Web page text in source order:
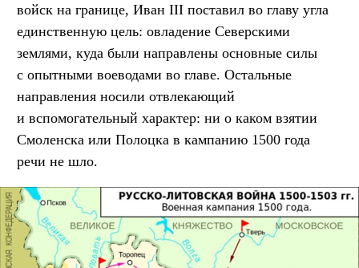
войск на границе, Иван III поставил во главу угла
единственную цель: овладение Северскими
землями, куда были направлены основные силы
с опытными воеводами во главе. Остальные
направления носили отвлекающий
и вспомогательный характер: ни о каком взятии
Смоленска или Полоцка в кампанию 1500 года
речи не шло.